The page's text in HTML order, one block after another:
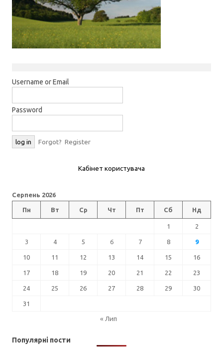
Username or Email
Password
Forgot? Register
Кабінет користувача
Серпень 2026
Пн Вт Ср Чт Пт Сб Нд
1 2
3 4 5 6 7 8 9
10 11 12 13 14 15 16
17 18 19 20 21 22 23
24 25 26 27 28 29 30
31
« Лип
Популярні пости